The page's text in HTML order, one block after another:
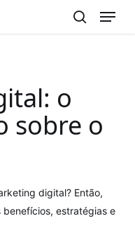
Menu
o
sobre o
digital? Então,
estratégias e